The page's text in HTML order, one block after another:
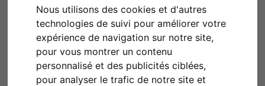
Nous utilisons des cookies et d'autres
technologies de suivi pour améliorer votre
expérience de navigation sur notre site,
pour vous montrer un contenu
personnalisé et des publicités ciblées,
pour analyser le trafic de notre site et
Retour